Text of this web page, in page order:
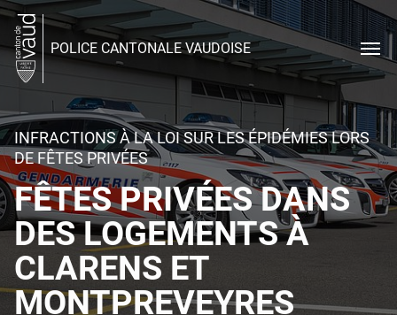
POLICE CANTONALE VAUDOISE
FÊTES PRIVÉES DANS
DES LOGEMENTS À
CLARENS ET
MONTPREVEYRES
INFRACTIONS À LA LOI SUR LES ÉPIDÉMIES LORS
DE FÊTES PRIVÉES